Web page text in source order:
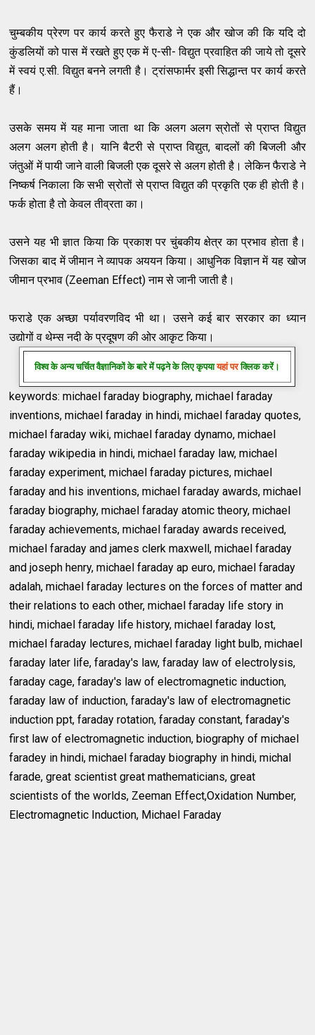
चुम्बकीय प्रेरण पर कार्य करते हुए फैराडे ने एक और खोज की कि यदि दो
कुंडलियों को पास में रखते हुए एक में ए-सी- विद्युत प्रवाहित की जाये तो दूसरे
में स्वयं ए.सी. विद्युत बनने लगती है। ट्रांसफार्मर इसी सिद्धान्त पर कार्य करते
हैं।
उसके समय में यह माना जाता था कि अलग अलग स्रोतों से प्राप्त विद्युत
अलग अलग होती है। यानि बैटरी से प्राप्त विद्युत, बादलों की बिजली और
जंतुओं में पायी जाने वाली बिजली एक दूसरे से अलग होती है। लेकिन फैराडे ने
निष्कर्ष निकाला कि सभी स्रोतों से प्राप्त विद्युत की प्रकृति एक ही होती है।
फर्क होता है तो केवल तीव्रता का।
उसने यह भी ज्ञात किया कि प्रकाश पर चुंबकीय क्षेत्र का प्रभाव होता है।
जिसका बाद में जीमान ने व्यापक अययन किया। आधुनिक विज्ञान में यह खोज
जीमान प्रभाव (Zeeman Effect) नाम से जानी जाती है।
फराडे एक अच्छा पर्यावरणविद भी था। उसने कई बार सरकार का ध्यान
उद्योगों व थेम्स नदी के प्रदूषण की ओर आकृट किया।
विश्‍व के अन्‍य चर्चित वैज्ञानिकों के बारे में पढ़ने के लिए कृपयायहां परक्लिक करें।
keywords: michael faraday biography, michael faraday
inventions, michael faraday in hindi, michael faraday quotes,
michael faraday wiki, michael faraday dynamo, michael
faraday wikipedia in hindi, michael faraday law, michael
faraday experiment, michael faraday pictures, michael
faraday and his inventions, michael faraday awards, michael
faraday biography, michael faraday atomic theory, michael
faraday achievements, michael faraday awards received,
michael faraday and james clerk maxwell, michael faraday
and joseph henry, michael faraday ap euro, michael faraday
adalah, michael faraday lectures on the forces of matter and
their relations to each other, michael faraday life story in
hindi, michael faraday life history, michael faraday lost,
michael faraday lectures, michael faraday light bulb, michael
faraday later life, faraday's law, faraday law of electrolysis,
faraday cage, faraday's law of electromagnetic induction,
faraday law of induction, faraday's law of electromagnetic
induction ppt, faraday rotation, faraday constant, faraday's
first law of electromagnetic induction, biography of michael
faradey in hindi, michael faraday biography in hindi, michal
farade, great scientist great mathematicians, great
scientists of the worlds, Zeeman Effect,Oxidation Number,
Electromagnetic Induction, Michael Faraday